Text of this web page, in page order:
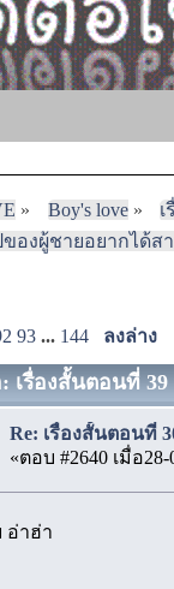
» Boy's love»
องผู้ชายอยากได้ส
93 ... 144 ลงล่าง
เรื่องสั้นตอนที่ 39
Re: เรื่องสั้นตอนที่
«ตอบ #2640 เมื่อ28-
อ่าฮ่า